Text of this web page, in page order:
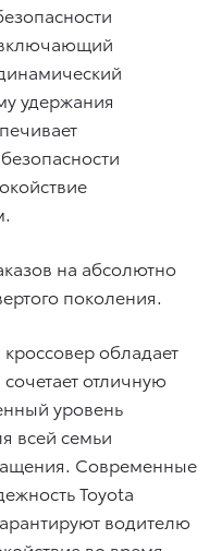
включающий
удержания
на абсолютно
поколения.
обладает
отличную
уровень
всей семьи
Современные
Toyota
водителю